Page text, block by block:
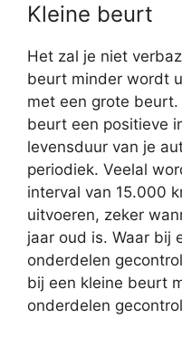
Kleine beurt
Het zal je niet
beurt minder wordt
met een grote
beurt een positieve
levensduur van je
periodiek. Veelal
interval van 15.000
uitvoeren, zeker
jaar oud is. Waar bij
onderdelen
bij een kleine beurt
onderdelen